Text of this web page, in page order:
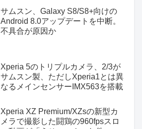
サムスン、Galaxy S8/S8+向けの
Android 8.0アップデートを中断。
不具合が原因か
Xperia 5のトリプルカメラ、2/3が
サムスン製、ただしXperia1とは異
なるメインセンサーIMX563を搭載
Xperia XZ Premium/XZsの新型カ
メラで撮影した闘鶏の960fpsスロ